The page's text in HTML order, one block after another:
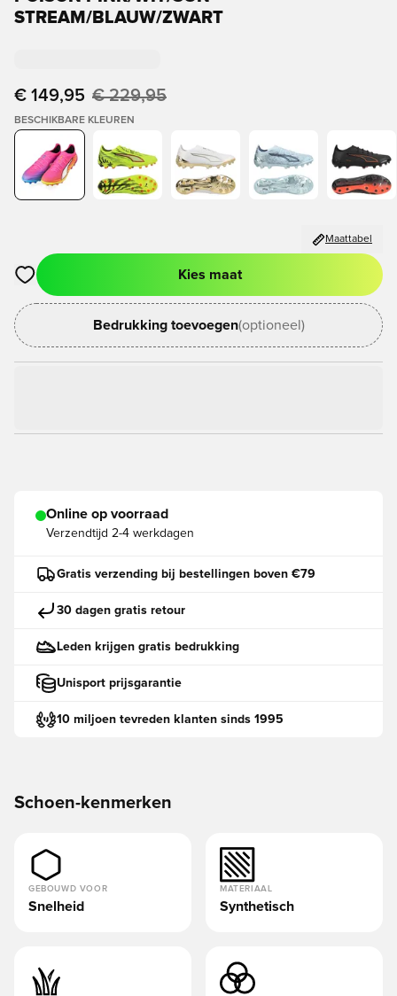
STREAM/BLAUW/ZWART
€ 149,95 € 229,95
BESCHIKBARE KLEUREN
Maattabel
Opent een venster om in te loggen of je aan te melden als lid
Kies maat
Bedrukking toevoegen(optioneel)
Online op voorraad
Verzendtijd 2-4 werkdagen
Gratis verzending bij bestellingen boven €79
30 dagen gratis retour
Leden krijgen gratis bedrukking
Unisport prijsgarantie
10 miljoen tevreden klanten sinds 1995
Schoen-kenmerken
GEBOUWD VOOR
Snelheid
MATERIAAL
Synthetisch